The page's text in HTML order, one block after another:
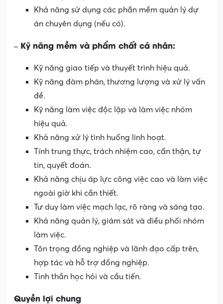
Khả năng sử dụng các phần mềm quản lý dự
án chuyên dụng (nếu có).
– Kỹ năng mềm và phẩm chất cá nhân:
Kỹ năng giao tiếp và thuyết trình hiệu quả.
Kỹ năng đàm phán, thương lượng và xử lý vấn
đề.
Kỹ năng làm việc độc lập và làm việc nhóm
hiệu quả.
Khả năng xử lý tình huống linh hoạt.
Tính trung thực, trách nhiệm cao, cẩn thận, tự
tin, quyết đoán.
Khả năng chịu áp lực công việc cao và làm việc
ngoài giờ khi cần thiết.
Tư duy làm việc mạch lạc, rõ ràng và sáng tạo.
Khả năng quản lý, giám sát và điều phối nhóm
làm việc.
Tôn trọng đồng nghiệp và lãnh đạo cấp trên,
hợp tác và hỗ trợ đồng nghiệp.
Tinh thần học hỏi và cầu tiến.
Quyền lợi chung